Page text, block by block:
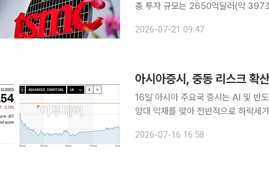
총 투자 규모는 2650억달러(약 397
징 사업에서 시장 확대 효과가 기대
2026-07-21 09:47
아시아증시, 중동 리스크
16일 아시아 주요국 증시는 AI 및 반
양대 악재를 맞아 전반적으로 하락세가 이어졌다. 전날 미국 뉴욕 증시가
2026-07-16 16:58